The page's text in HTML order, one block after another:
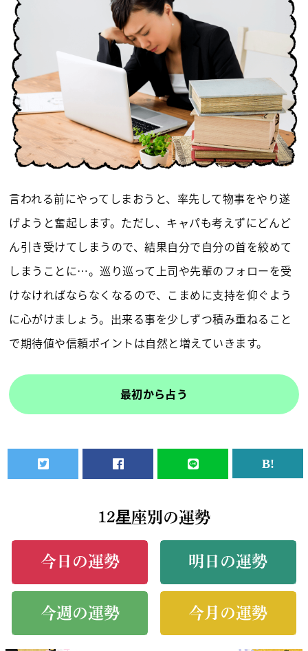
言われる前にやってしまおうと、率先して物事をやり遂
げようと奮起します。ただし、キャパも考えずにどんど
ん引き受けてしまうので、結果自分で自分の首を絞めて
しまうことに…。巡り巡って上司や先輩のフォローを受
けなければならなくなるので、こまめに支持を仰ぐよう
に心がけましょう。出来る事を少しずつ積み重ねること
で期待値や信頼ポイントは自然と増えていきます。
最初から占う
12星座別の運勢
今日の運勢 明日の運勢
今週の運勢 今月の運勢